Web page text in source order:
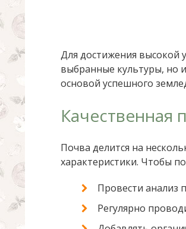
Для достижения высокой
выбранные культуры, но
основой успешного
Качественная
Почва делится на
характеристики. Чтобы
Провести анализ
Регулярно